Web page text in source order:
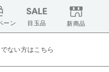
ーン 目玉品 新商品
ない方はこちら